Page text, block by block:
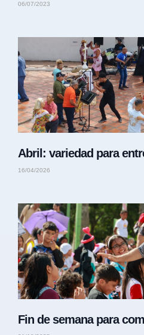
06/07/2023
Abril: variedad para
16/04/2026
Fin de semana para